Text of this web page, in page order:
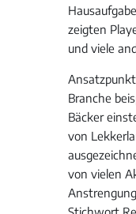
zeigten
und viele
Branche
Bäcker
von
von vielen